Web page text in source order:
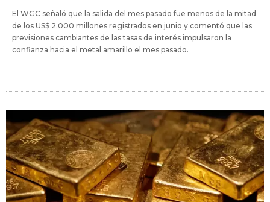
El WGC señaló que la salida del mes pasado fue menos de la mitad
de los US$ 2.000 millones registrados en junio y comentó que las
previsiones cambiantes de las tasas de interés impulsaron la
confianza hacia el metal amarillo el mes pasado.